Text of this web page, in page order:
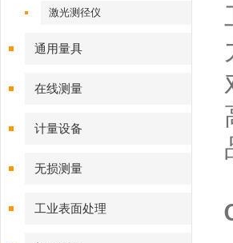
激光测径仪
通用量具
在线测量
计量设备
无损测量
工业表面处理